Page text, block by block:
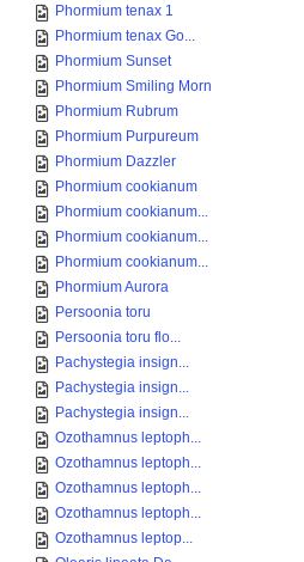
Phormium tenax 1
Phormium tenax Go...
Phormium Sunset
Phormium Smiling Morn
Phormium Rubrum
Phormium Purpureum
Phormium Dazzler
Phormium cookianum
Phormium cookianum...
Phormium cookianum...
Phormium cookianum...
Phormium Aurora
Persoonia toru
Persoonia toru flo...
Pachystegia insign...
Pachystegia insign...
Pachystegia insign...
Ozothamnus leptoph...
Ozothamnus leptoph...
Ozothamnus leptoph...
Ozothamnus leptoph...
Ozothamnus leptop...